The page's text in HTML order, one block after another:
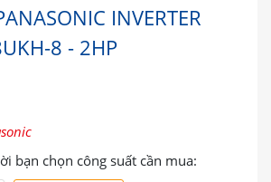
INVERTER
8 - 2HP
bạn chọn công suất cần mua: